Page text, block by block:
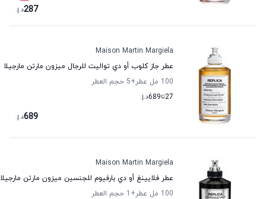
287د.إ.
Maison Martin Margiela
عطر جاز كلوب أو دي تواليت للرجال ميزون مارتن مارجيلا
100 مل عطر
+5
حجم العطر
27تا689د.إ.
689د.إ.
Maison Martin Margiela
عطر فلايينغ أو دي بارفيوم للجنسين ميزون مارتن مارجيلا
100 مل عطر
+1
حجم العطر